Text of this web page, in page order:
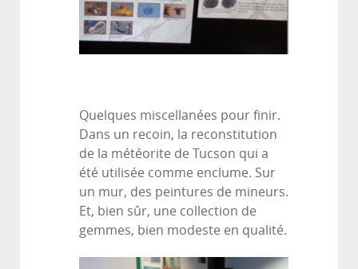
Quelques miscellanées pour finir.
Dans un recoin, la reconstitution
de la météorite de Tucson qui a
été utilisée comme enclume. Sur
un mur, des peintures de mineurs.
Et, bien sûr, une collection de
gemmes, bien modeste en qualité.